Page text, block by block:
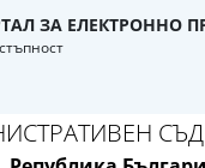
ЗА ЕЛЕКТРОННО
СЪД